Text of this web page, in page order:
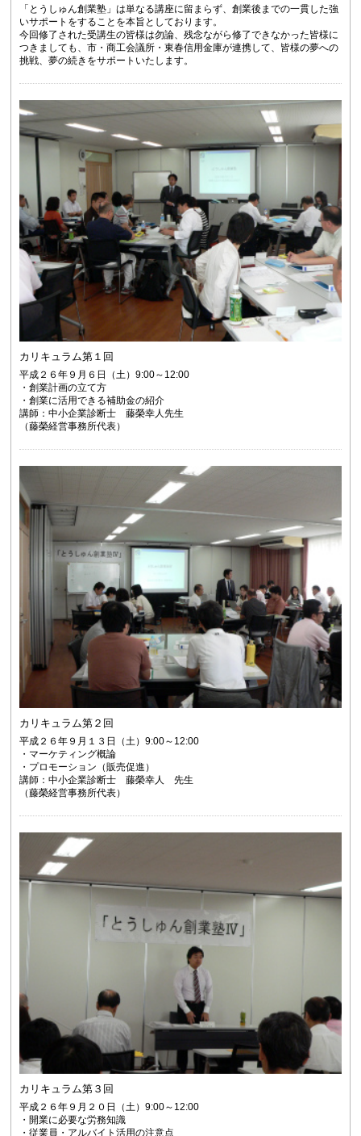
「とうしゅん創業塾」は単なる講座に留まらず、創業後までの一貫した強
いサポートをすることを本旨としております。
今回修了された受講生の皆様は勿論、残念ながら修了できなかった皆様に
つきましても、市・商工会議所・東春信用金庫が連携して、皆様の夢への
挑戦、夢の続きをサポートいたします。
カリキュラム第１回
平成２６年９月６日（土）9:00～12:00
・創業計画の立て方
・創業に活用できる補助金の紹介
講師：中小企業診断士 藤榮幸人先生
（藤榮経営事務所代表）
カリキュラム第２回
平成２６年９月１３日（土）9:00～12:00
・マーケティング概論
・プロモーション（販売促進）
講師：中小企業診断士 藤榮幸人 先生
（藤榮経営事務所代表）
カリキュラム第３回
平成２６年９月２０日（土）9:00～12:00
・開業に必要な労務知識
・従業員・アルバイト活用の注意点